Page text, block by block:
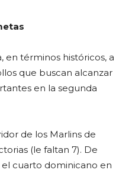
en términos históricos, a
que buscan alcanzar
en la segunda
de los Marlins de
(le faltan 7). De
cuarto dominicano en